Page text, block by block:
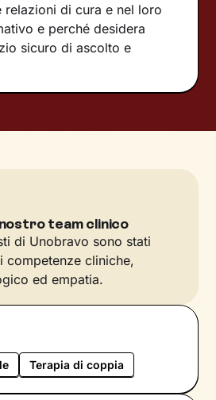
relazioni di cura e nel loro
e perché desidera
sicuro di ascolto e
team clinico
di Unobravo sono stati
competenze cliniche,
ed empatia.
Terapia di coppia